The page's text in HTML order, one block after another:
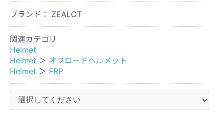
ブランド： ZEALOT
関連カテゴリ
Helmet
Helmet ＞ オフロードヘルメット
Helmet ＞ FRP